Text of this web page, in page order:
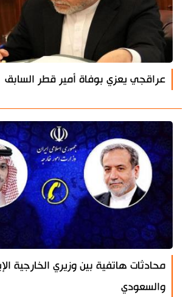
عراقجي يعزي بوفاة أمير قطر السابق
محادثات هاتفية بين وزيري الخارجية
والسعودي